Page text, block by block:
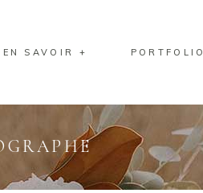
EN SAVOIR + PORTFOLIO